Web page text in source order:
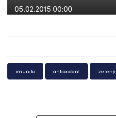
05.02.2015 00:00
imunita antioxidant zelený